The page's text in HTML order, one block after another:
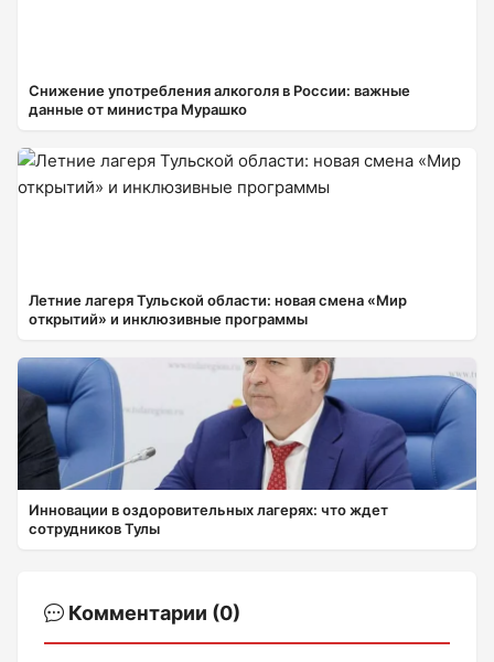
Снижение употребления алкоголя в России: важные
данные от министра Мурашко
Летние лагеря Тульской области: новая смена «Мир
открытий» и инклюзивные программы
Инновации в оздоровительных лагерях: что ждет
сотрудников Тулы
Комментарии (0)